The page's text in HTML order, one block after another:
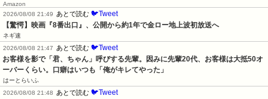
Amazon
2026/08/08 21:49
あとで読む 🐦Tweet
【驚愕】映画『8番出口』、公開から約1年で金ロー地上波初放送へ
ネギ速
2026/08/08 21:47
あとで読む 🐦Tweet
お客様を影で「君、ちゃん」呼びする先輩。因みに先輩20代、お客様は大抵50オ
ーバーくらい。口癖はいつも「俺がキレてやった」
はーとらいふ
2026/08/08 21:48
あとで読む 🐦Tweet